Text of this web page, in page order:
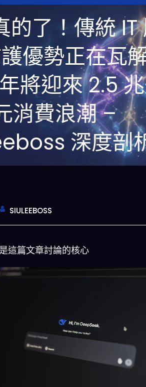
的了！傳統 IT
優勢正在瓦
將迎來 2.5
消費浪潮 –
深度剖
SIULEEBOSS
是這篇文章討論的核心